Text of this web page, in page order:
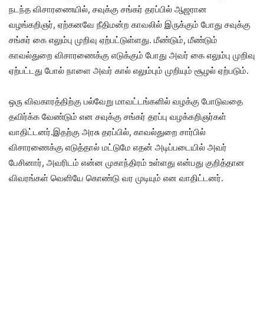
நடந்த விசாரணையில், சவுக்கு சங்கர் தரப்பில் ஆஜரான
வழங்கறிஞர், ஏற்கனவே நீதிமன்ற காவலில் இருக்கும் போது சவுக்கு
சங்கர் கை எலும்பு முறிவு ஏற்பட்டுள்ளது. மீண்டும், மீண்டும்
காவல்துறை விசாரணைக்கு எடுக்கும் போது அவர் கை எலும்பு முறிவு
ஏற்பட்டது போல் நாளை அவர் கால் எலும்பும் முறியும் சூழல் ஏற்படும்.
ஒரு விவகாரத்திற்கு பல்வேறு மாவட்டங்களில் வழக்கு போடுவதை
தவிர்க்க வேண்டும் என சவுக்கு சங்கர் தரப்பு வழக்கறிஞர்கள்
வாதிட்டனர்.இதற்கு அரசு தரப்பில், காவல்துறை சார்பில்
விசாரணைக்கு எடுத்தால் மட்டுமே எதன் அடிப்படையில் அவர்
பேசினார், அவரிடம் என்ன முகாந்திரம் உள்ளது என்பது குறித்தான
விவரங்கள் வெளியே கொண்டு வர முடியும் என வாதிட்டனர்.